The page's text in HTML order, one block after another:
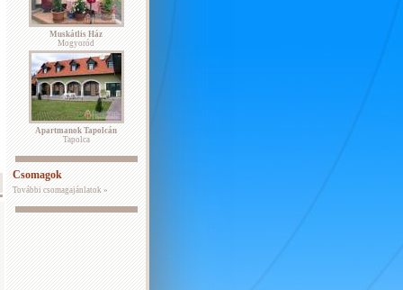
Muskátlis Ház
Mogyoród
Apartmanok Tapolcán
Tapolca
Csomagok
További csomagajánlatok »